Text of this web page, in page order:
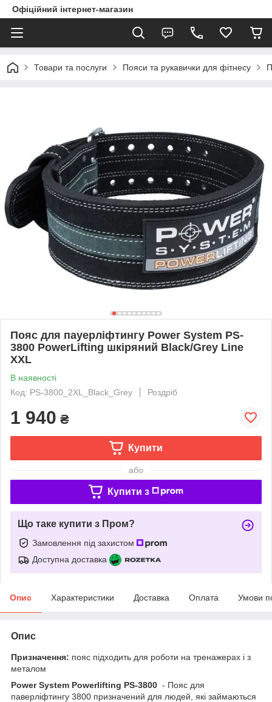
Офіційний інтернет-магазин
Товари та послуги Пояси та рукавички для фітнесу
Пояс для пауерліфтингу Power System PS-
3800 PowerLifting шкіряний Black/Grey Line
XXL
В наявності
Код: PS-3800_2XL_Black_Grey
Роздріб
1 940 ₴
Купити
або
Купити з
Що таке купити з Пром?
Замовлення під захистом
Доступна доставка
Опис Характеристики Доставка Оплата Умови
Опис
Призначення: пояс підходить для роботи на тренажерах і з
металом
Power System Powerlifting PS-3800 - Пояс для
паверліфтингу 3800 призначений для людей, які займаються